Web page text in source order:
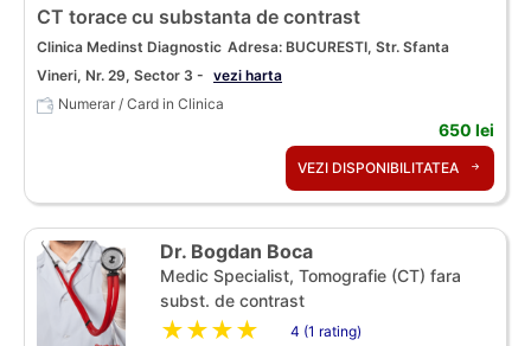
CT torace cu substanta de contrast
Clinica Medinst Diagnostic Adresa: BUCURESTI, Str. Sfanta
Vineri, Nr. 29, Sector 3 - vezi harta
Numerar / Card in Clinica
650 lei
VEZI DISPONIBILITATEA
Dr. Bogdan Boca
Medic Specialist, Tomografie (CT) fara
subst. de contrast
★★★★★
4 (1 rating)